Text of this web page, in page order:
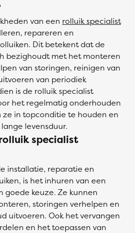
van een rolluik specialist
repareren en
Dit betekent dat de
bezighoudt met het monteren
van storingen, reinigen van
van periodiek
is de rolluik specialist
het regelmatig onderhouden
ze in topconditie te houden en
levensduur.
specialist
installatie, reparatie en
is het inhuren van een
goede keuze. Ze kunnen
storingen verhelpen en
uitvoeren. Ook het vervangen
en het toepassen van